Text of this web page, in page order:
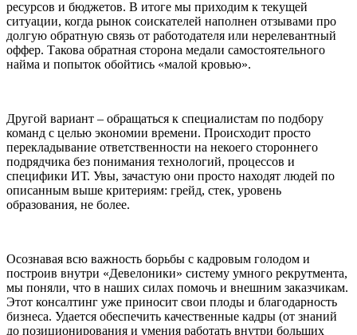
ресурсов и бюджетов. В итоге мы приходим к текущей
ситуации, когда рынок соискателей наполнен отзывами про
долгую обратную связь от работодателя или нерелевантный
оффер. Такова обратная сторона медали самостоятельного
найма и попыток обойтись «малой кровью».
Другой вариант – обращаться к специалистам по подбору
команд с целью экономии времени. Происходит просто
перекладывание ответственности на некоего стороннего
подрядчика без понимания технологий, процессов и
специфики ИТ. Увы, зачастую они просто находят людей по
описанным выше критериям: грейд, стек, уровень
образования, не более.
Осознавая всю важность борьбы с кадровым голодом и
построив внутри «Девелоники» систему умного рекрутмента,
мы поняли, что в наших силах помочь и внешним заказчикам.
Этот консалтинг уже приносит свои плоды и благодарность
бизнеса. Удается обеспечить качественные кадры (от знаний
до позиционирования и умения работать внутри больших